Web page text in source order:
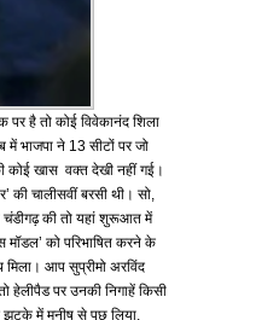
है तो कोई विवेकानंद शिला
भाजपा ने 13 सीटों पर जो
कोई खास वक्त देखी नहीं गई।
की चालीसवीं बरसी थी। सो,
चंडीगढ़ की तो यहां शुरूआत में
मॉडल’ को परिभाषित करने के
मिला। आप सुप्रीमो अरविंद
हेलीपैड पर उनकी निगाहें किसी
झटके में मनीष से पूछ लिया,